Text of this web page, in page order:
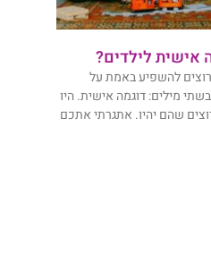
אישית לילדים?
להשפיע באמת על
מילים: דוגמה אישית. היו
שהם יהיו. אתגרתי אתכם